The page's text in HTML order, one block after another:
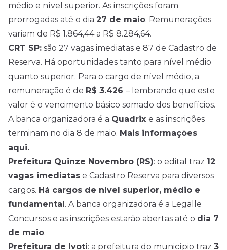
médio e nível superior. As inscrições foram
prorrogadas até o dia 27 de maio. Remunerações
variam de R$ 1.864,44 a R$ 8.284,64.
CRT SP: são 27 vagas imediatas e 87 de Cadastro de
Reserva. Há oportunidades tanto para nível médio
quanto superior. Para o cargo de nível médio, a
remuneração é de R$ 3.426 – lembrando que este
valor é o vencimento básico somado dos benefícios.
A banca organizadora é a Quadrix e as inscrições
terminam no dia 8 de maio. Mais informações
aqui.
Prefeitura Quinze Novembro (RS): o edital traz 12
vagas imediatas e Cadastro Reserva para diversos
cargos. Há cargos de nível superior, médio e
fundamental. A banca organizadora é a Legalle
Concursos e as inscrições estarão abertas até o dia 7
de maio.
Prefeitura de Ivoti: a prefeitura do município traz 3